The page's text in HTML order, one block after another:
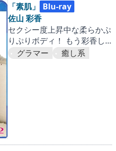
「素肌」
Blu-ray
佐山 彩香
セクシー度上昇中な柔らかぷ
りぷりボディ！ もう彩香し
か愛せない！！
グラマー 癒し系